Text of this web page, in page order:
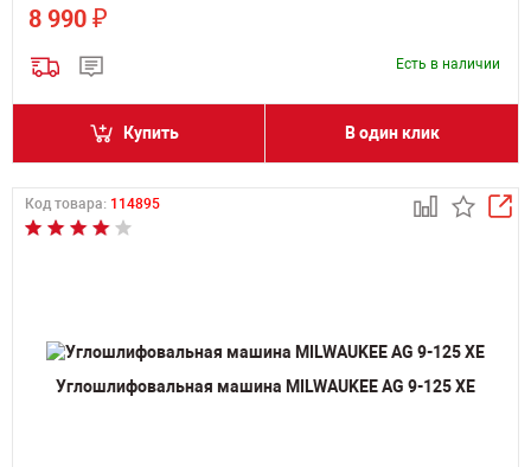
8 990 ₽
Есть в наличии
Купить В один клик
Код товара: 114895
Углошлифовальная машина MILWAUKEE AG 9-125 XE